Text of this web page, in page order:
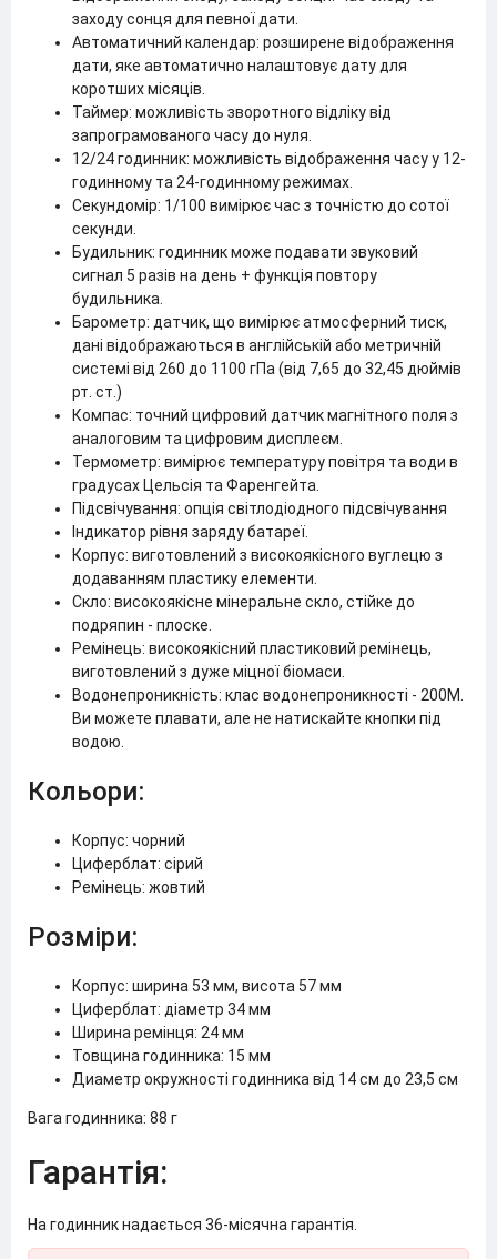
заходу сонця для певної дати.
Автоматичний календар: розширене відображення
дати, яке автоматично налаштовує дату для
коротших місяців.
Таймер: можливість зворотного відліку від
запрограмованого часу до нуля.
12/24 годинник: можливість відображення часу у 12-
годинному та 24-годинному режимах.
Секундомір: 1/100 вимірює час з точністю до сотої
секунди.
Будильник: годинник може подавати звуковий
сигнал 5 разів на день + функція повтору
будильника.
Барометр: датчик, що вимірює атмосферний тиск,
дані відображаються в англійській або метричній
системі від 260 до 1100 гПа (від 7,65 до 32,45 дюймів
рт. ст.)
Компас: точний цифровий датчик магнітного поля з
аналоговим та цифровим дисплеєм.
Термометр: вимірює температуру повітря та води в
градусах Цельсія та Фаренгейта.
Підсвічування: опція світлодіодного підсвічування
Індикатор рівня заряду батареї.
Корпус: виготовлений з високоякісного вуглецю з
додаванням пластику елементи.
Скло: високоякісне мінеральне скло, стійке до
подряпин - плоске.
Ремінець: високоякісний пластиковий ремінець,
виготовлений з дуже міцної біомаси.
Водонепроникність: клас водонепроникності - 200M.
Ви можете плавати, але не натискайте кнопки під
водою.
Кольори:
Корпус: чорний
Циферблат: сірий
Ремінець: жовтий
Розміри:
Корпус: ширина 53 мм, висота 57 мм
Циферблат: діаметр 34 мм
Ширина ремінця: 24 мм
Товщина годинника: 15 мм
Диаметр окружності годинника від 14 см до 23,5 см
Вага годинника: 88 г
Гарантія:
На годинник надається 36-місячна гарантія.